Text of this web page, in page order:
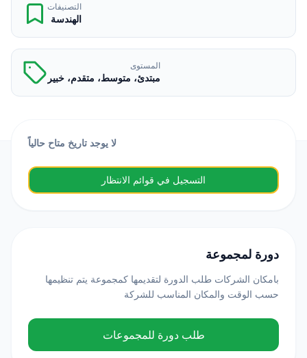
التصنيفات
الهندسة
المستوى
مبتدئ، متوسط، متقدم، خبير
لا يوجد تاريخ متاح حالياً
التسجيل في قوائم الانتظار
دورة لمجموعة
بامكان الشركات طلب الدورة لتقديمها كمجموعة يتم تنظيمها
حسب الوقت والمكان المناسب للشركة
طلب دورة للمجموعات